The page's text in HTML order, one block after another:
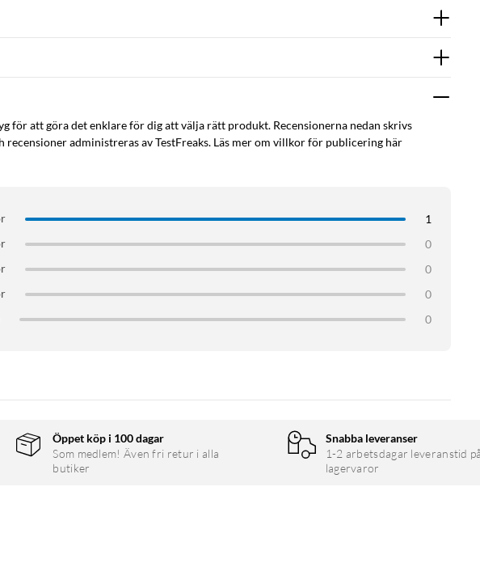
för att göra det enklare för dig att välja rätt produkt. Recensionerna nedan skrivs
recensioner administreras av TestFreaks. Läs mer om villkor för publicering här
1
0
0
0
0
Öppet köp i 100 dagar
Som medlem! Även fri retur i alla
butiker
Snabba leveranser
1-2 arbetsdagar leveranstid på
lagervaror